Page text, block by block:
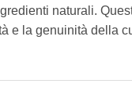
naturali.
e la genuinità della